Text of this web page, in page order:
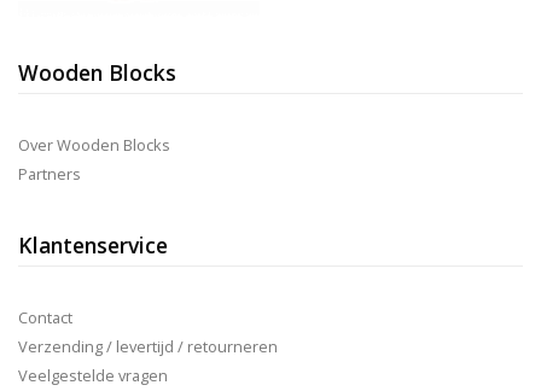
Wooden Blocks
Over Wooden Blocks
Partners
Klantenservice
Contact
Verzending / levertijd / retourneren
Veelgestelde vragen